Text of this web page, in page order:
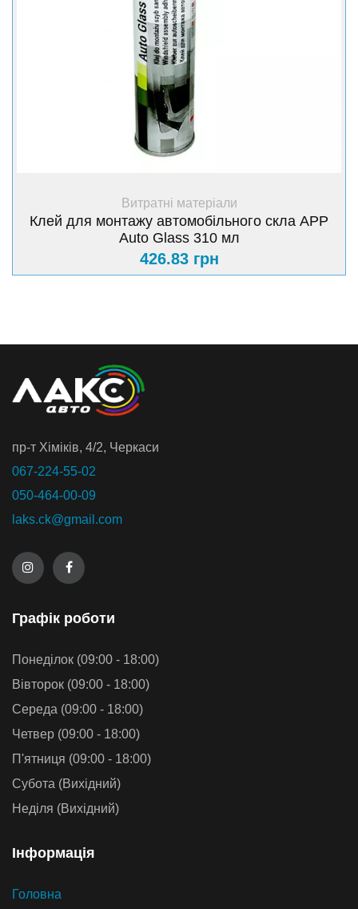
+ Купити
Витратні матеріали
Клей для монтажу автомобільного скла APP
Auto Glass 310 мл
426.83 грн
пр-т Хiмiкiв, 4/2, Черкаси
067-224-55-02
050-464-00-09
laks.ck@gmail.com
Графiк роботи
Понеділок (09:00 - 18:00)
Вівторок (09:00 - 18:00)
Середа (09:00 - 18:00)
Четвер (09:00 - 18:00)
П'ятниця (09:00 - 18:00)
Субота (Вихідний)
Неділя (Вихідний)
Iнформацiя
Головна